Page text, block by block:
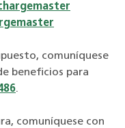
comuníquese
beneficios para
.
comuníquese con